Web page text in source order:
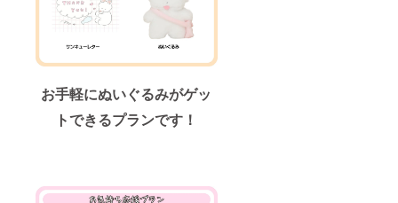
お手軽にぬいぐるみがゲッ
トできるプランです！